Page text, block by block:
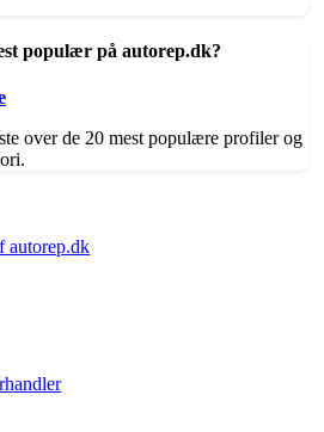
populær på autorep.dk?
over de 20 mest populære profiler og
autorep.dk